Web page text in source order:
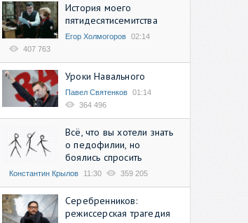
История моего
пятидесятисемитства
Егор Холмогоров 02:14
407 763
Уроки Навального
Павел Святенков 01:14
364 496
Всё, что вы хотели знать
о педофилии, но
боялись спросить
Константин Крылов 11:30 359 205
Серебренников:
режиссерская трагедия